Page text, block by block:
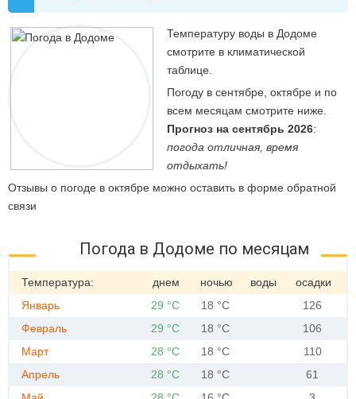
Температуру воды в Додоме
смотрите в климатической
таблице.
Погоду в сентябре, октябре и по
всем месяцам смотрите ниже.
Прогноз на сентябрь 2026:
погода отличная, время
отдыхать!
Отзывы о погоде в октябре можно оставить в форме обратной
связи
Погода в Додоме по месяцам
Температура: днем ночью воды
осадки
Январь
29 °C 18 °C
126
Февраль
29 °C 18 °C
106
Март
28 °C 18 °C
110
Апрель
28 °C 18 °C
61